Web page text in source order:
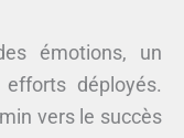
émotions, un
déployés.
vers le succès